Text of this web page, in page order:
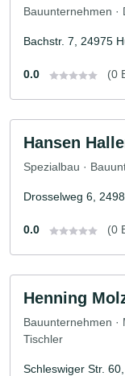
Bauunternehmen ·
Bachstr. 7, 24975
0.0 (0
Hansen
Spezialbau ·
Drosselweg 6,
0.0 (0
Henning
Bauunternehmen ·
Tischler
Schleswiger Str.